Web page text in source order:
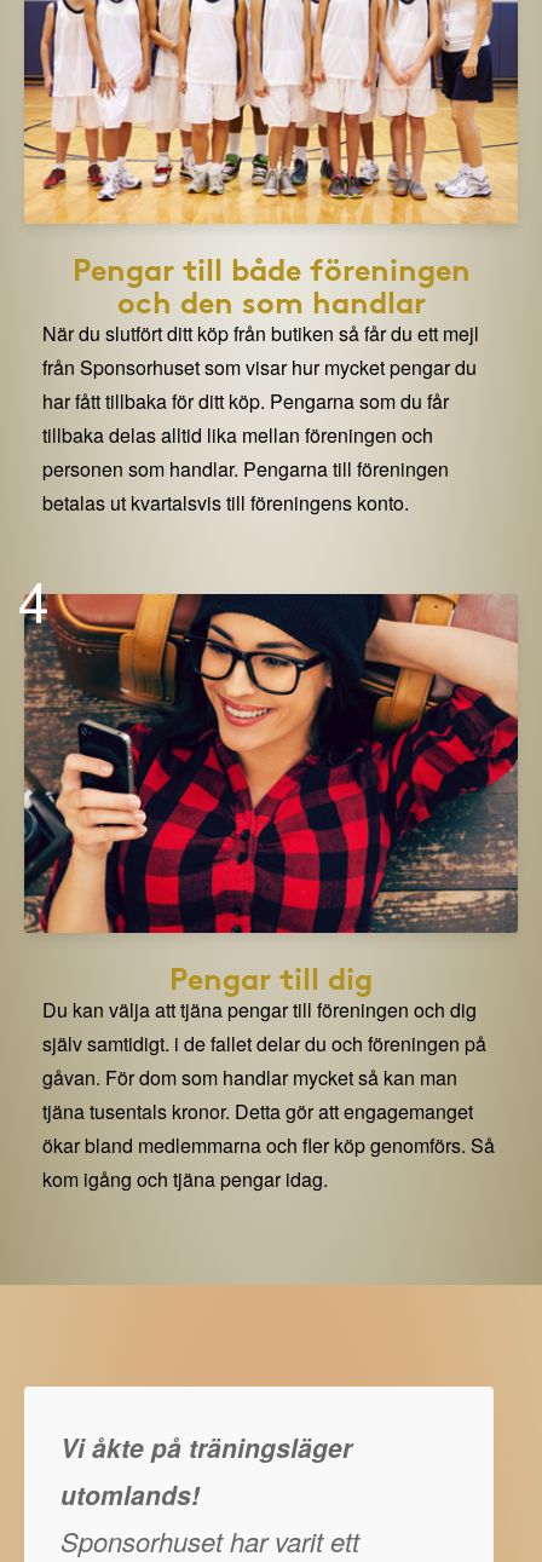
Pengar till både föreningen
och den som handlar
När du slutfört ditt köp från butiken så får du ett mejl
från Sponsorhuset som visar hur mycket pengar du
har fått tillbaka för ditt köp. Pengarna som du får
tillbaka delas alltid lika mellan föreningen och
personen som handlar. Pengarna till föreningen
betalas ut kvartalsvis till föreningens konto.
4
Pengar till dig
Du kan välja att tjäna pengar till föreningen och dig
själv samtidigt. i de fallet delar du och föreningen på
gåvan. För dom som handlar mycket så kan man
tjäna tusentals kronor. Detta gör att engagemanget
ökar bland medlemmarna och fler köp genomförs. Så
kom igång och tjäna pengar idag.
Vi åkte på träningsläger
utomlands!
Sponsorhuset har varit ett